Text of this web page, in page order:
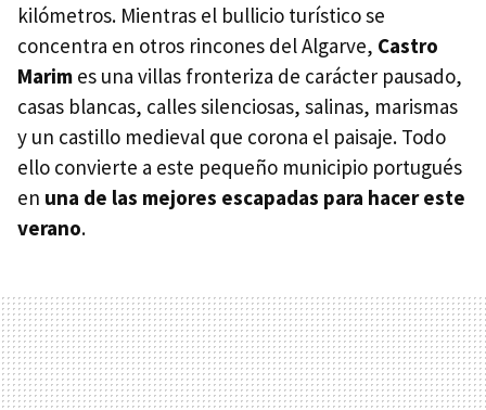
kilómetros. Mientras el bullicio turístico se
concentra en otros rincones del Algarve, Castro
Marim es una villas fronteriza de carácter pausado,
casas blancas, calles silenciosas, salinas, marismas
y un castillo medieval que corona el paisaje. Todo
ello convierte a este pequeño municipio portugués
en una de las mejores escapadas para hacer este
verano.